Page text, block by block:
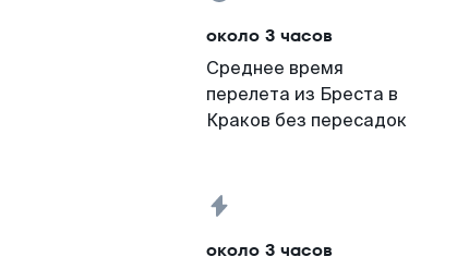
около 3 часов
Среднее время
перелета из Бреста в
Краков без пересадок
около 3 часов